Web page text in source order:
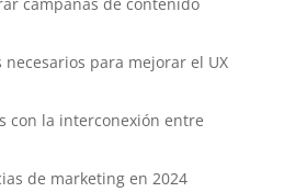
necesarios para mejorar el UX
con la interconexión entre
de marketing en 2024